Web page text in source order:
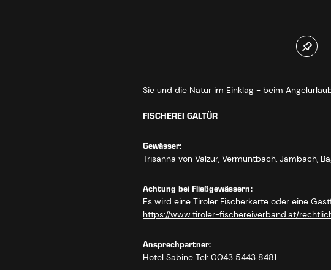
Sie und die Natur im Einklag - beim
FISCHEREI GALTÜR
Gewässer:
Trisanna von Valzur, Vermuntbach, Jambach,
Achtung bei Fließgewässern:
Es wird eine Tiroler Fischerkarte oder eine
https://www.tiroler-fischereiverband.at/
Ansprechpartner:
Hotel Sabine Tel: 0043 5443 8481